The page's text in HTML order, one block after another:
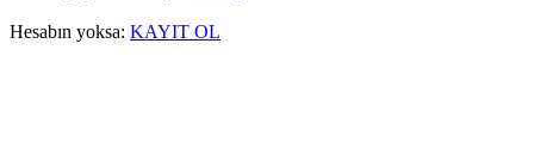
Hesabın yoksa: KAYIT OL